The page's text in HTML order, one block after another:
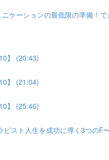
ケーションの最低限の準備！
】 (20:43)
】 (21:04)
】 (25:46)
スト人生を成功に導く3つのF